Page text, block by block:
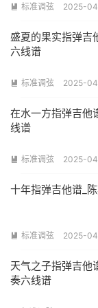
 标准调弦 2025-
盛夏的果实指弹吉
六线谱
 标准调弦 2025-
在水一方指弹吉他
线谱
 标准调弦 2025-
十年指弹吉他谱_
 标准调弦 2025-
天气之子指弹吉他
奏六线谱